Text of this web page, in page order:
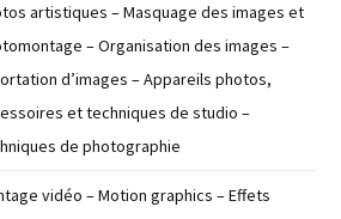
artistiques – Masquage des images et
– Organisation des images –
d’images – Appareils photos,
et techniques de studio –
de photographie
vidéo – Motion graphics – Effets